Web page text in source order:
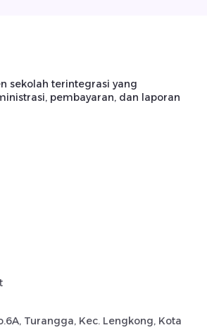
sekolah terintegrasi yang
pembayaran, dan laporan
Turangga, Kec. Lengkong, Kota